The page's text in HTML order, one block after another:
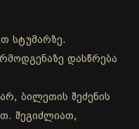
სტუმარზე.
დასწრება
ბილეთის შეძენის
შეგიძლიათ,